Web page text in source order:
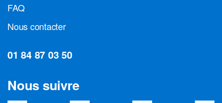
FAQ
Nous contacter
01 84 87 03 50
Nous suivre